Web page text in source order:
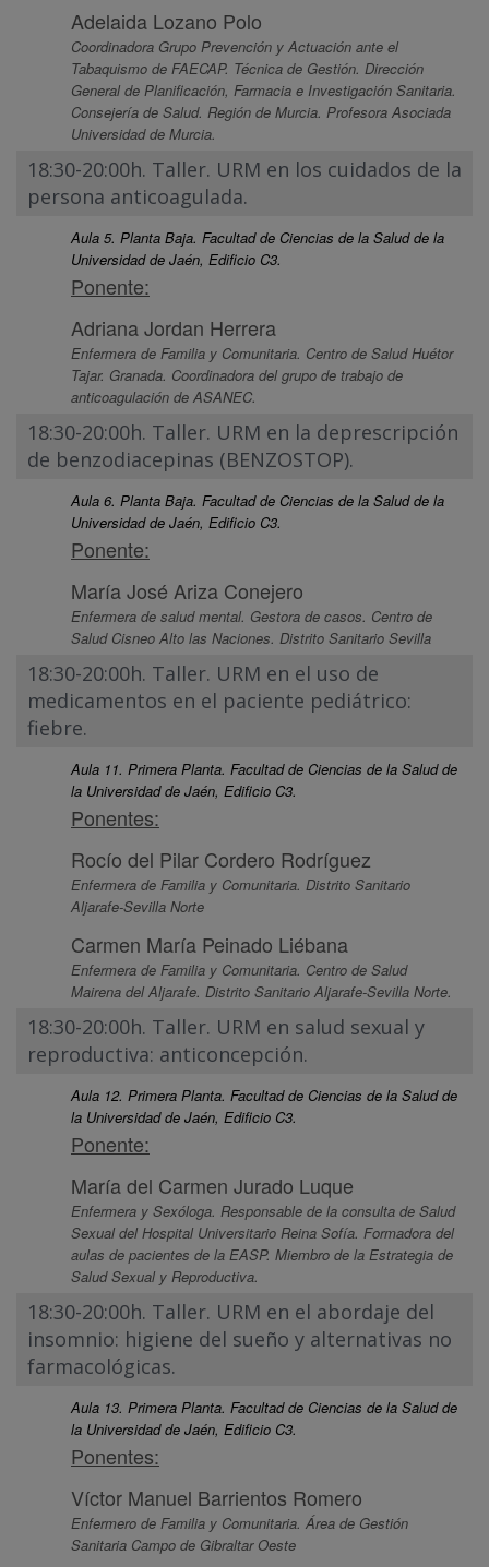
Adelaida Lozano Polo
Coordinadora Grupo Prevención y Actuación ante el
Tabaquismo de FAECAP. Técnica de Gestión. Dirección
General de Planificación, Farmacia e Investigación Sanitaria.
Consejería de Salud. Región de Murcia. Profesora Asociada
Universidad de Murcia.
18:30-20:00h. Taller. URM en los cuidados de la
persona anticoagulada.
Aula 5. Planta Baja. Facultad de Ciencias de la Salud de la
Universidad de Jaén, Edificio C3.
Ponente:
Adriana Jordan Herrera
Enfermera de Familia y Comunitaria. Centro de Salud Huétor
Tajar. Granada. Coordinadora del grupo de trabajo de
anticoagulación de ASANEC.
18:30-20:00h. Taller. URM en la deprescripción
de benzodiacepinas (BENZOSTOP).
Aula 6. Planta Baja. Facultad de Ciencias de la Salud de la
Universidad de Jaén, Edificio C3.
Ponente:
María José Ariza Conejero
Enfermera de salud mental. Gestora de casos. Centro de
Salud Cisneo Alto las Naciones. Distrito Sanitario Sevilla
18:30-20:00h. Taller. URM en el uso de
medicamentos en el paciente pediátrico:
fiebre.
Aula 11. Primera Planta. Facultad de Ciencias de la Salud de
la Universidad de Jaén, Edificio C3.
Ponentes:
Rocío del Pilar Cordero Rodríguez
Enfermera de Familia y Comunitaria. Distrito Sanitario
Aljarafe-Sevilla Norte
Carmen María Peinado Liébana
Enfermera de Familia y Comunitaria. Centro de Salud
Mairena del Aljarafe. Distrito Sanitario Aljarafe-Sevilla Norte.
18:30-20:00h. Taller. URM en salud sexual y
reproductiva: anticoncepción.
Aula 12. Primera Planta. Facultad de Ciencias de la Salud de
la Universidad de Jaén, Edificio C3.
Ponente:
María del Carmen Jurado Luque
Enfermera y Sexóloga. Responsable de la consulta de Salud
Sexual del Hospital Universitario Reina Sofía. Formadora del
aulas de pacientes de la EASP. Miembro de la Estrategia de
Salud Sexual y Reproductiva.
18:30-20:00h. Taller. URM en el abordaje del
insomnio: higiene del sueño y alternativas no
farmacológicas.
Aula 13. Primera Planta. Facultad de Ciencias de la Salud de
la Universidad de Jaén, Edificio C3.
Ponentes:
Víctor Manuel Barrientos Romero
Enfermero de Familia y Comunitaria. Área de Gestión
Sanitaria Campo de Gibraltar Oeste